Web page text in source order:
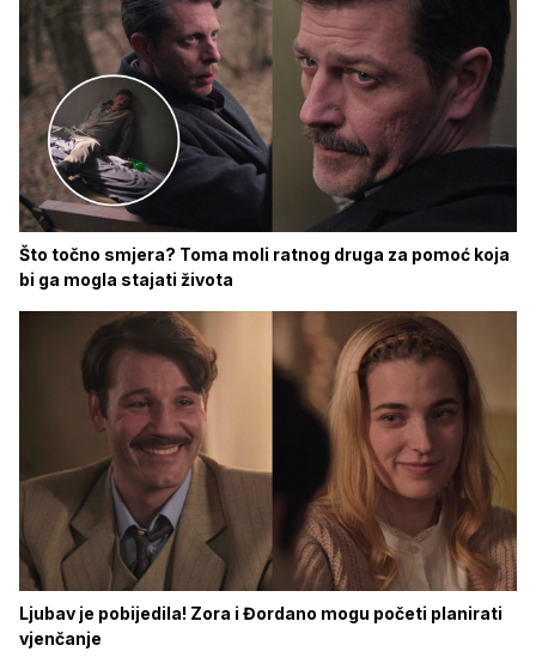
Što točno smjera? Toma moli ratnog druga za pomoć koja
bi ga mogla stajati života
Ljubav je pobijedila! Zora i Đordano mogu početi planirati
vjenčanje